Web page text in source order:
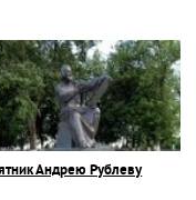
Андрею Рублеву